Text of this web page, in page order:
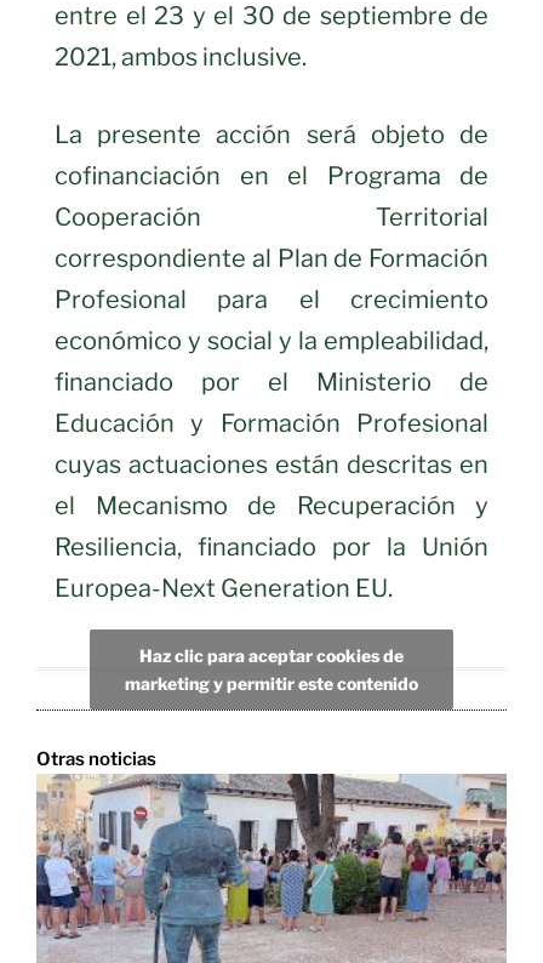
entre el 23 y el 30 de septiembre de
2021, ambos inclusive.
La presente acción será objeto de
cofinanciación en el Programa de
Cooperación Territorial
correspondiente al Plan de Formación
Profesional para el crecimiento
económico y social y la empleabilidad,
financiado por el Ministerio de
Educación y Formación Profesional
cuyas actuaciones están descritas en
el Mecanismo de Recuperación y
Resiliencia, financiado por la Unión
Europea-Next Generation EU.
Haz clic para aceptar cookies de
marketing y permitir este contenido
Otras noticias